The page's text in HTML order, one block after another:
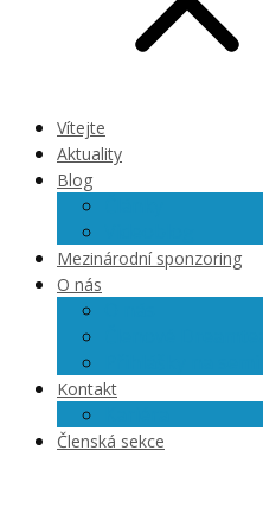
Vítejte
Aktuality
Blog
Mezinárodní sponzoring
O nás
Kontakt
Členská sekce